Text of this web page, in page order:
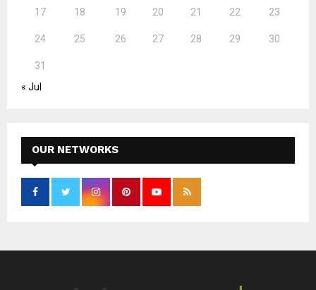
17 18 19 20 21 22 23
24 25 26 27 28 29 30
31
« Jul
OUR NETWORKS